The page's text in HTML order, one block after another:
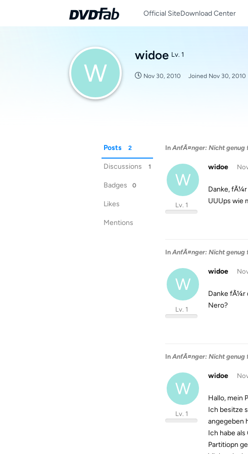
Official SiteDownload Center
W
widoe Lv. 1
Nov 30, 2010 Joined Nov 30, 2010
Posts 2
Discussions 1
Badges 0
Likes
Mentions
In AnfÃ¤nger: Nicht genug
W
widoe
Lv. 1
Danke,
UUUps wie
In AnfÃ¤nger: Nicht genug
W
widoe
Lv. 1
Danke fÃ¼r
Nero?
In AnfÃ¤nger: Nicht genug
W
widoe
Lv. 1
Hallo, mein
Ich besitze
angegeben
Ich habe
Partitiopn